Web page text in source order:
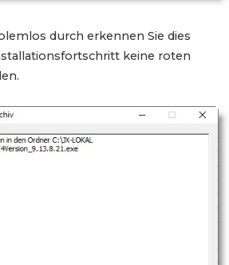
durch erkennen Sie dies
keine roten